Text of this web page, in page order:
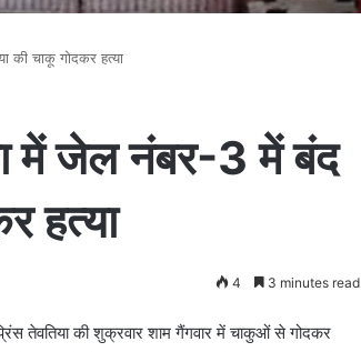
की चाकू गोदकर हत्या
में जेल नंबर-3 में बंद
हत्या
4 3 minutes read
तेवतिया की शुक्रवार शाम गैंगवार में चाकुओं से गोदकर